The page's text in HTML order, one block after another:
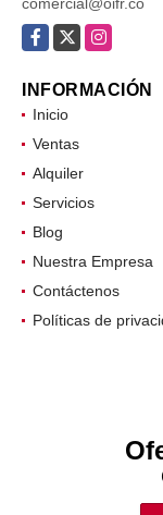
EMAIL
comercial@oifr.co
INFORMACIÓN
Inicio
Ventas
Alquiler
Servicios
Blog
Nuestra Empresa
Contáctenos